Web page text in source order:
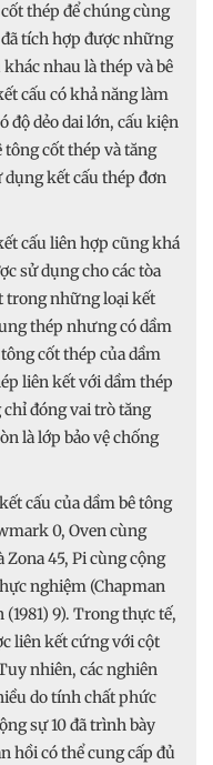
thép để chúng cùng
tích hợp được những
nhau là thép và bê
cấu có khả năng làm
độ dẻo dai lớn, cấu kiện
cốt thép và tăng
kết cấu thép đơn
cấu liên hợp cũng khá
sử dụng cho các tòa
trong những loại kết
thép nhưng có dầm
cốt thép của dầm
liên kết với dầm thép
đóng vai trò tăng
là lớp bảo vệ chống
cấu của dầm bê tông
0, Oven cùng
Zona 45, Pi cùng cộng
nghiệm (Chapman
9). Trong thực tế,
liên kết cứng với cột
nhiên, các nghiên
do tính chất phức
sự 10 đã trình bày
hồi có thể cung cấp đủ